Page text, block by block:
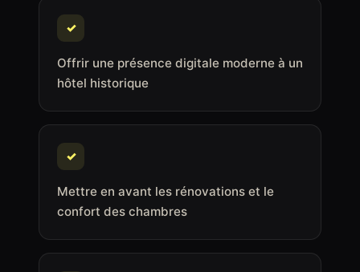
✓
Offrir une présence digitale moderne à un
hôtel historique
✓
Mettre en avant les rénovations et le
confort des chambres